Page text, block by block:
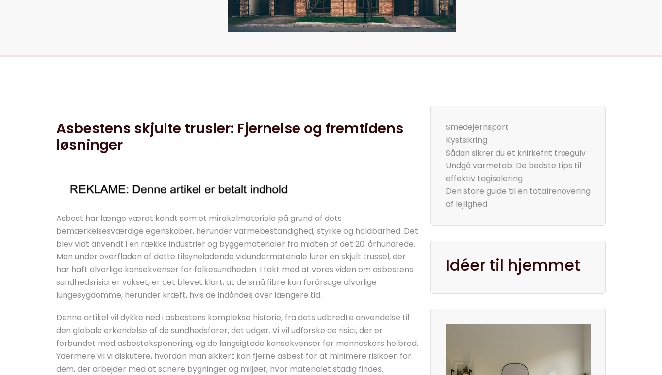
Asbestens skjulte trusler: Fjernelse og fremtidens
løsninger
Asbest har længe været kendt som et mirakelmateriale på grund af dets
bemærkelsesværdige egenskaber, herunder varmebestandighed, styrke og holdbarhed. Det
blev vidt anvendt i en række industrier og byggematerialer fra midten af det 20. århundrede.
Men under overfladen af dette tilsyneladende vidundermateriale lurer en skjult trussel, der
har haft alvorlige konsekvenser for folkesundheden. I takt med at vores viden om asbestens
sundhedsrisici er vokset, er det blevet klart, at de små fibre kan forårsage alvorlige
lungesygdomme, herunder kræft, hvis de indåndes over længere tid.
Denne artikel vil dykke ned i asbestens komplekse historie, fra dets udbredte anvendelse til
den globale erkendelse af de sundhedsfarer, det udgør. Vi vil udforske de risici, der er
forbundet med asbesteksponering, og de langsigtede konsekvenser for menneskers helbred.
Ydermere vil vi diskutere, hvordan man sikkert kan fjerne asbest for at minimere risikoen for
dem, der arbejder med at sanere bygninger og miljøer, hvor materialet stadig findes.
Smedejernsport
Kystsikring
Sådan sikrer du et knirkefrit trægulv
Undgå varmetab: De bedste tips til
effektiv tagisolering
Den store guide til en totalrenovering
af lejlighed
Idéer til hjemmet